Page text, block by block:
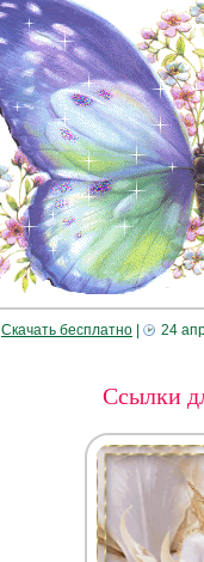
Скачать бесплатно 24
Ссылки